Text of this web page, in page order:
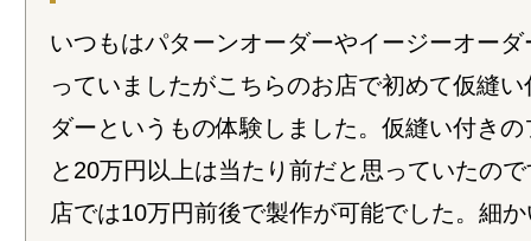
いつもはパターンオーダーやイージーオー
っていましたがこちらのお店で初めて仮縫
ダーというもの体験しました。仮縫い付き
と20万円以上は当たり前だと思っていたの
店では10万円前後で製作が可能でした。細